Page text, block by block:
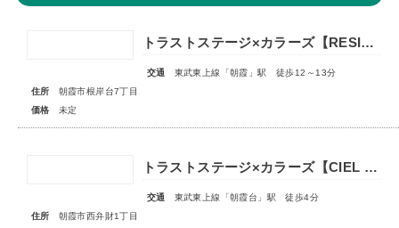
トラストステージ×カラーズ【RESIDENCE】朝霞市根岸台7丁目41期 全13区画第一期分譲 宅地分譲第二期分譲 新築分譲住宅 ◇販売予告◇
交通
東武東上線「朝霞」駅 徒歩12～13分
住所
朝霞市根岸台7丁目
価格
未定
トラストステージ×カラーズ【CIEL VILLA】朝霞市西弁財1丁目2期 ★限定1棟 販売開始★
交通
東武東上線「朝霞台」駅 徒歩4分
住所
朝霞市西弁財1丁目